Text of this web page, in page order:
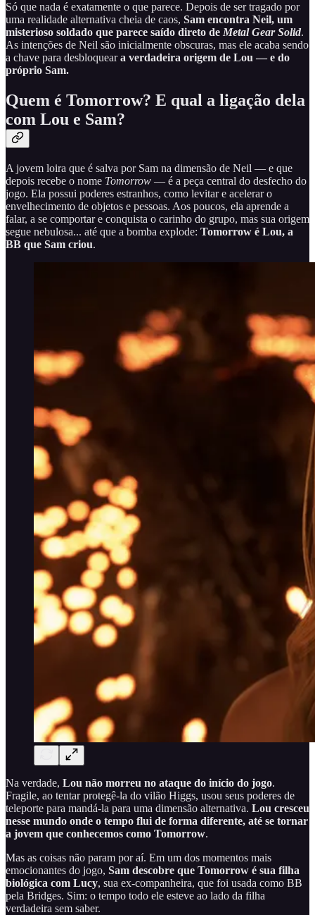
Só que nada é exatamente o que parece. Depois de ser tragado por
uma realidade alternativa cheia de caos, Sam encontra Neil, um
misterioso soldado que parece saído direto de Metal Gear Solid.
As intenções de Neil são inicialmente obscuras, mas ele acaba sendo
a chave para desbloqueara verdadeira origem de Lou — e do
próprio Sam.
Quem é Tomorrow? E qual a ligação dela
com Lou e Sam?
A jovem loira que é salva por Sam na dimensão de Neil — e que
depois recebe o nome Tomorrow — é a peça central do desfecho do
jogo. Ela possui poderes estranhos, como levitar e acelerar o
envelhecimento de objetos e pessoas. Aos poucos, ela aprende a
falar, a se comportar e conquista o carinho do grupo, mas sua origem
segue nebulosa... até que a bomba explode: Tomorrow é Lou, a
BB que Sam criou.
Na verdade, Lou não morreu no ataque do início do jogo.
Fragile, ao tentar protegê-la do vilão Higgs, usou seus poderes de
teleporte para mandá-la para uma dimensão alternativa. Lou cresceu
nesse mundo onde o tempo flui de forma diferente, até se tornar
a jovem que conhecemos como Tomorrow.
Mas as coisas não param por aí. Em um dos momentos mais
emocionantes do jogo, Sam descobre que Tomorrow é sua filha
biológica com Lucy, sua ex-companheira, que foi usada como BB
pela Bridges. Sim: o tempo todo ele esteve ao lado da filha
verdadeira sem saber.